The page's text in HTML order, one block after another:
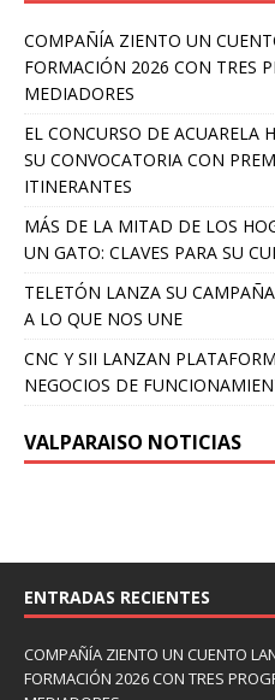
COMPAÑÍA ZIENTO UN
FORMACIÓN 2026 CON TRES
MEDIADORES
EL CONCURSO DE ACUARELA
SU CONVOCATORIA CON
ITINERANTES
MÁS DE LA MITAD DE LOS
UN GATO: CLAVES PARA SU
TELETÓN LANZA SU
A LO QUE NOS UNE
CNC Y SII LANZAN
NEGOCIOS DE
VALPARAISO NOTICIAS
ENTRADAS RECIENTES
COMPAÑÍA ZIENTO UN CUENTO
FORMACIÓN 2026 CON TRES